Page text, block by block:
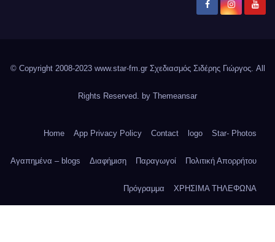
© Copyright 2008-2023 www.star-fm.gr Σχεδιασμός Σιδέρης Γιώργος. All
Rights Reserved. by Themeansar
Home App Privacy Policy Contact logo Star- Photos
Αγαπημένα – blogs Διαφήμιση Παραγωγοί Πολιτική Απορρήτου
Πρόγραμμα ΧΡΗΣΙΜΑ ΤΗΛΕΦΩΝΑ